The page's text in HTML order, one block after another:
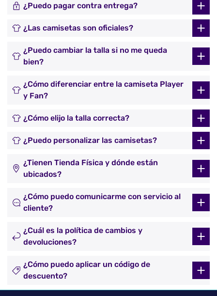
¿Puedo pagar contra entrega?
¿Las camisetas son oficiales?
¿Puedo cambiar la talla si no me queda
bien?
¿Cómo diferenciar entre la camiseta Player
y Fan?
¿Cómo elijo la talla correcta?
¿Puedo personalizar las camisetas?
¿Tienen Tienda Física y dónde están
ubicados?
¿Cómo puedo comunicarme con servicio al
cliente?
¿Cuál es la política de cambios y
devoluciones?
¿Cómo puedo aplicar un código de
descuento?